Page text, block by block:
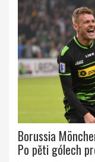
Borussia
Po pěti gólech